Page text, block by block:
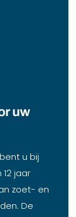
uw
u bij
jaar
zoet- en
De